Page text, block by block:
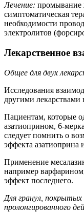
Лечение: промывание
симптоматическая
необходимости
электролитов
Лекарственное
Общее для двух
Исследования
другими лекарствами
Пациентам, которые
азатиоприном, 6-
следует помнить о
эффекта азатиоприна
Применение
например
эффект последнего.
Для гранул, покрытых
пролонгированного